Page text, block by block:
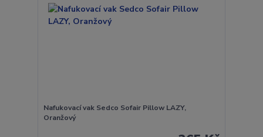
Nafukovací vak Sedco Sofair Pillow LAZY,
Oranžový